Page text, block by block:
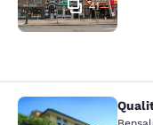
41
Quality Inn